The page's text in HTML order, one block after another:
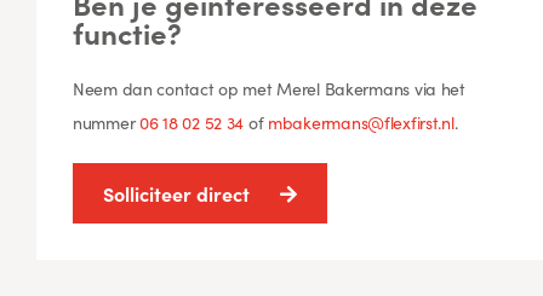
functie?
Neem dan contact op met Merel Bakermans via het
nummer06 18 02 52 34 of mbakermans@flexfirst.nl.
Solliciteer direct